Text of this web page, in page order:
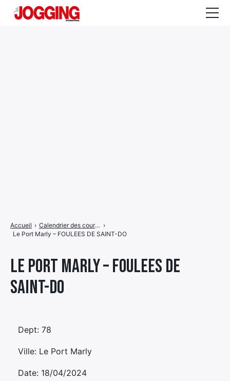
Le Port Marly – FOULEES DE
SAINT-DO
Accueil › Calendrier des courses ›
Le Port Marly – FOULEES DE SAINT-DO
Dept: 78
Ville: Le Port Marly
Date: 18/04/2024
de
menu
Élément
de
Élément
de